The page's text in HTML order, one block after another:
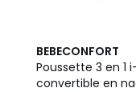
BEBECONFORT
Poussette 3 en 1
convertible en
4,7
/ 5